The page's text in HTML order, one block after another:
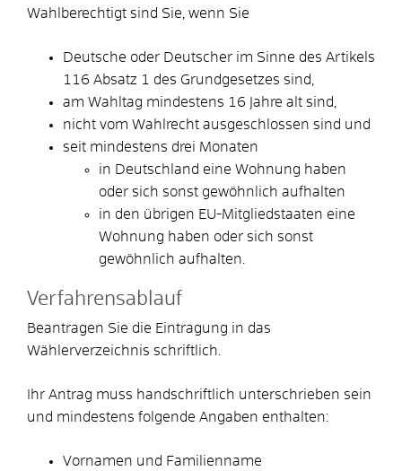
Wahlberechtigt sind Sie, wenn Sie
Deutsche oder Deutscher im Sinne des Artikels
116 Absatz 1 des Grundgesetzes sind,
am Wahltag mindestens 16 Jahre alt sind,
nicht vom Wahlrecht ausgeschlossen sind und
seit mindestens drei Monaten
in Deutschland eine Wohnung haben
oder sich sonst gewöhnlich aufhalten
in den übrigen EU-Mitgliedstaaten eine
Wohnung haben oder sich sonst
gewöhnlich aufhalten.
Verfahrensablauf
Beantragen Sie die Eintragung in das
Wählerverzeichnis schriftlich.
Ihr Antrag muss handschriftlich unterschrieben sein
und mindestens folgende Angaben enthalten:
Vornamen und Familienname